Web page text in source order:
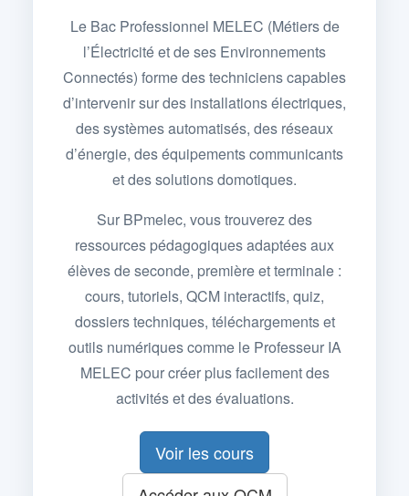
Le Bac Professionnel MELEC (Métiers de
l’Électricité et de ses Environnements
Connectés) forme des techniciens capables
d’intervenir sur des installations électriques,
des systèmes automatisés, des réseaux
d’énergie, des équipements communicants
et des solutions domotiques.
Sur BPmelec, vous trouverez des
ressources pédagogiques adaptées aux
élèves de seconde, première et terminale :
cours, tutoriels, QCM interactifs, quiz,
dossiers techniques, téléchargements et
outils numériques comme le Professeur IA
MELEC pour créer plus facilement des
activités et des évaluations.
Voir les cours